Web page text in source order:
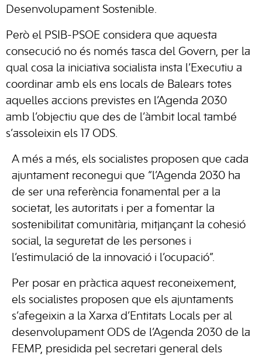
Desenvolupament Sostenible.
Però el PSIB-PSOE considera que aquesta
consecució no és només tasca del Govern, per la
qual cosa la iniciativa socialista insta l’Executiu a
coordinar amb els ens locals de Balears totes
aquelles accions previstes en l’Agenda 2030
amb l’objectiu que des de l’àmbit local també
s’assoleixin els 17 ODS.
A més a més, els socialistes proposen que cada
ajuntament reconegui que “l’Agenda 2030 ha
de ser una referència fonamental per a la
societat, les autoritats i per a fomentar la
sostenibilitat comunitària, mitjançant la cohesió
social, la seguretat de les persones i
l’estimulació de la innovació i l’ocupació”.
Per posar en pràctica aquest reconeixement,
els socialistes proposen que els ajuntaments
s’afegeixin a la Xarxa d’Entitats Locals per al
desenvolupament ODS de l’Agenda 2030 de la
FEMP, presidida pel secretari general dels